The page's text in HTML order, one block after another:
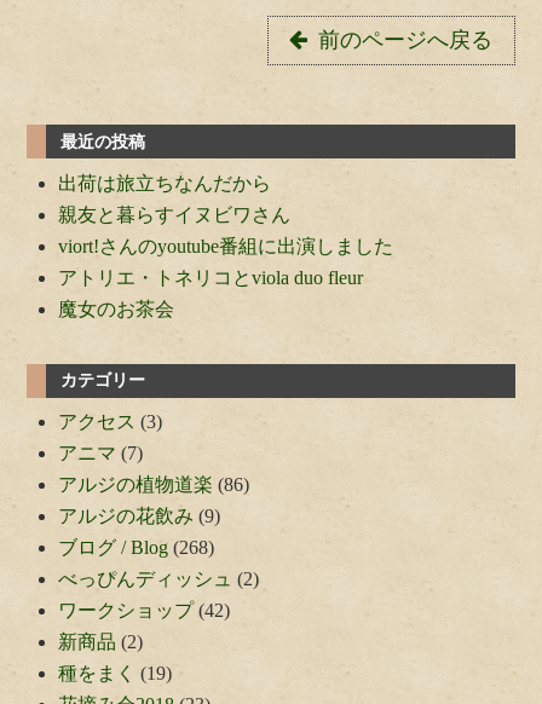
前のページへ戻る
最近の投稿
出荷は旅立ちなんだから
親友と暮らすイヌビワさん
viort!さんのyoutube番組に出演しました
アトリエ・トネリコとviola duo fleur
魔女のお茶会
カテゴリー
アクセス (3)
アニマ (7)
アルジの植物道楽 (86)
アルジの花飲み (9)
ブログ / Blog (268)
べっぴんディッシュ (2)
ワークショップ(42)
新商品 (2)
種をまく (19)